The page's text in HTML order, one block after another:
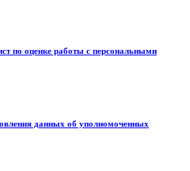
по оценке работы с персональными
данных об уполномоченных